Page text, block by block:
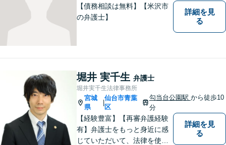
【債務相談は無料】【米沢市
の弁護士】
詳細を見
る
堀井 実千生 弁護士
堀井実千生法律事務所
宮城
県
仙台市青葉
区
勾当台公園駅 から徒歩10
分
【経験豊富】【再審弁護経験
有】弁護士をもっと身近に感
じていただいて、法律を使っ
詳細を見
る